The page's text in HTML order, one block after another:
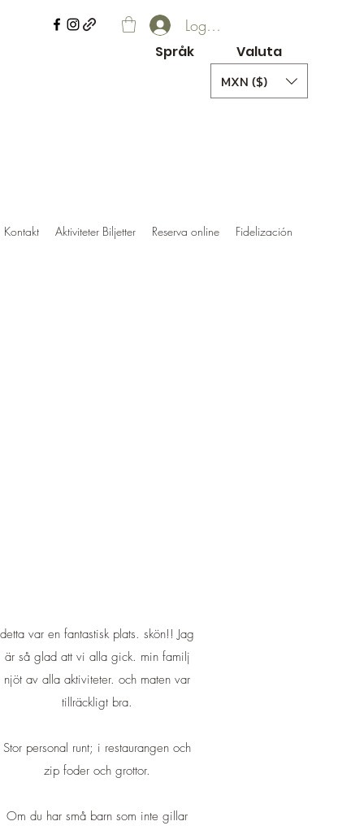
Språk Valuta
MXN ($)
Logga in
Kontakt Aktiviteter Biljetter Reserva online Fidelización
detta var en fantastisk plats. skön!! Jag
är så glad att vi alla gick. min familj
njöt av alla aktiviteter. och maten var
tillräckligt bra.
Stor personal runt; i restaurangen och
zip foder och grottor.
Om du har små barn som inte gillar